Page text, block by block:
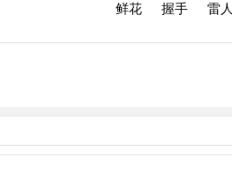
鲜花 握手 雷